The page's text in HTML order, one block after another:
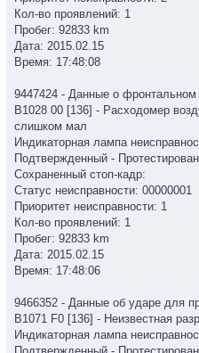
Кол-во проявлений: 1
Пробег: 92833 km
Дата: 2015.02.15
Время: 17:48:08
9447424 - Данные о
B1028 00 [136] - Расходомер
слишком мал
Индикаторная лампа
Подтвержденный -
Сохраненный стоп-кадр:
Статус неисправности: 00000001
Приоритет неисправности: 1
Кол-во проявлений: 1
Пробег: 92833 km
Дата: 2015.02.15
Время: 17:48:06
9466352 - Данные об ударе для
B1071 F0 [136] - Неизвестная
Индикаторная лампа